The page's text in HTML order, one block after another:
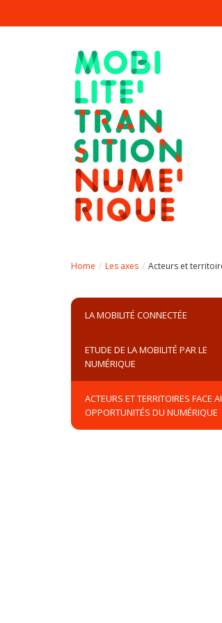
Home Les axes Acteurs et
LA MOBILITÉ CONNECTÉE
ETUDE DE LA MOBILITÉ PAR LE
NUMÉRIQUE
ACTEURS ET TERRITOIRES FACE
OPPORTUNITÉS DU NUMÉRIQUE